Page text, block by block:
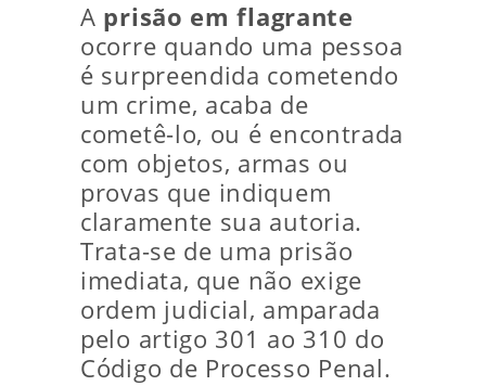
A prisão em flagrante
ocorre quando uma pessoa
é surpreendida cometendo
um crime, acaba de
cometê-lo, ou é encontrada
com objetos, armas ou
provas que indiquem
claramente sua autoria.
Trata-se de uma prisão
imediata, que não exige
ordem judicial, amparada
pelo artigo 301 ao 310 do
Código de Processo Penal.